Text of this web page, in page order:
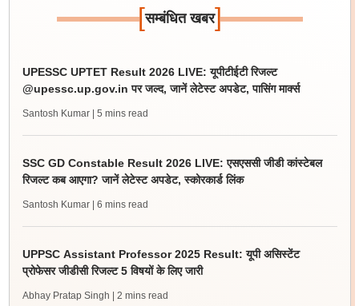
[सम्बंधित खबर]
UPESSC UPTET Result 2026 LIVE: यूपीटीईटी रिजल्ट
@upessc.up.gov.in पर जल्द, जानें लेटेस्ट अपडेट, पासिंग मार्क्स
Santosh Kumar | 5 mins read
SSC GD Constable Result 2026 LIVE: एसएससी जीडी कांस्टेबल
रिजल्ट कब आएगा? जानें लेटेस्ट अपडेट, स्कोरकार्ड लिंक
Santosh Kumar | 6 mins read
UPPSC Assistant Professor 2025 Result: यूपी असिस्टेंट
प्रोफेसर जीडीसी रिजल्ट 5 विषयों के लिए जारी
Abhay Pratap Singh | 2 mins read